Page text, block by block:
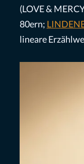
(LOVE &
80ern;
lineare